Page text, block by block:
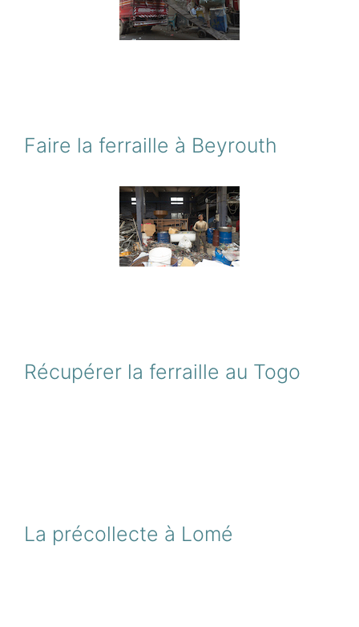
Faire la ferraille à Beyrouth
Récupérer la ferraille au Togo
La précollecte à Lomé